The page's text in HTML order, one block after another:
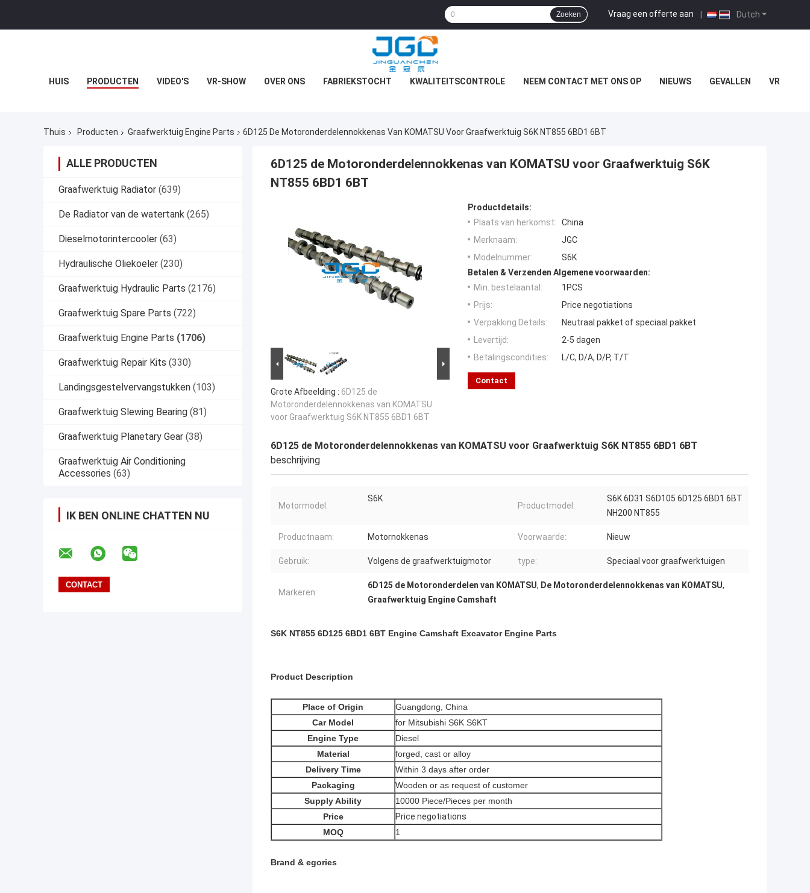
Dutch
Vraag een offerte aan |
Zoeken
HUIS PRODUCTEN VIDEO'S VR-SHOW OVER ONS FABRIEKSTOCHT KWALITEITSCONTROLE NEEM CONTACT MET ONS OP NIEUWS GEVALLEN VR
Thuis Producten Graafwerktuig Engine Parts 6D125 De Motoronderdelennokkenas Van KOMATSU Voor Graafwerktuig S6K NT855 6BD1 6BT
ALLE PRODUCTEN
Graafwerktuig Radiator (639)
De Radiator van de watertank (265)
Dieselmotorintercooler (63)
Hydraulische Oliekoeler (230)
Graafwerktuig Hydraulic Parts (2176)
Graafwerktuig Spare Parts (722)
Graafwerktuig Engine Parts (1706)
Graafwerktuig Repair Kits (330)
Landingsgestelvervangstukken (103)
Graafwerktuig Slewing Bearing (81)
Graafwerktuig Planetary Gear (38)
Graafwerktuig Air Conditioning
Accessories (63)
IK BEN ONLINE CHATTEN NU
6D125 de Motoronderdelennokkenas van KOMATSU voor Graafwerktuig S6K
NT855 6BD1 6BT
Grote Afbeelding : 6D125 de
Motoronderdelennokkenas van KOMATSU
voor Graafwerktuig S6K NT855 6BD1 6BT
Productdetails:
Plaats van herkomst:
China
Merknaam:
JGC
Modelnummer:
S6K
Betalen & Verzenden Algemene voorwaarden:
Min. bestelaantal:
1PCS
Prijs:
Price negotiations
Verpakking Details:
Neutraal pakket of speciaal pakket
Levertijd:
2-5 dagen
Betalingscondities:
L/C, D/A, D/P, T/T
Contact
6D125 de Motoronderdelennokkenas van KOMATSU voor Graafwerktuig S6K NT855 6BD1 6BT
beschrijving
Motormodel:
S6K
Productmodel:
S6K 6D31 S6D105 6D125 6BD1 6BT
NH200 NT855
Productnaam: Motornokkenas Voorwaarde: Nieuw
Gebruik: Volgens de graafwerktuigmotor type: Speciaal voor graafwerktuigen
Markeren:
6D125 de Motoronderdelen van KOMATSU, De Motoronderdelennokkenas van KOMATSU,
Graafwerktuig Engine Camshaft
S6K NT855 6D125 6BD1 6BT Engine Camshaft Excavator Engine Parts
Product Description
Place of Origin
Guangdong, China
Car Model
for Mitsubishi S6K S6KT
Engine Type
Diesel
Material
forged, cast or alloy
Delivery Time
Within 3 days after order
Packaging
Wooden or as request of customer
Supply Ability
10000 Piece/Pieces per month
Price
Price negotiations
MOQ
1
Brand & egories